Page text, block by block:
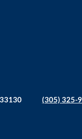
(305) 325-